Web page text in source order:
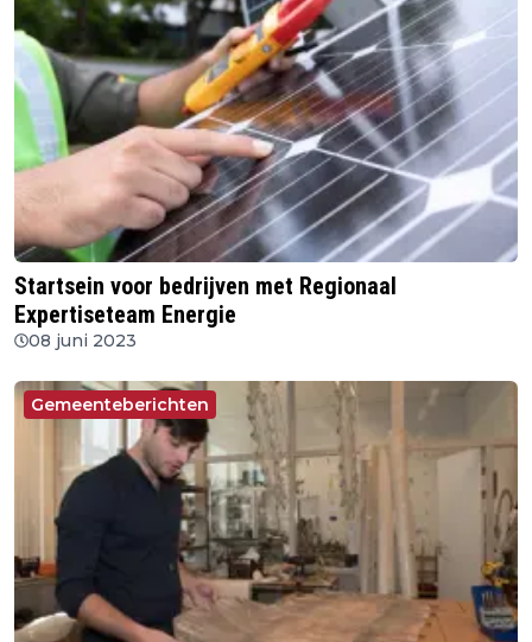
Startsein voor bedrijven met Regionaal
Expertiseteam Energie
08 juni 2023
Gemeenteberichten